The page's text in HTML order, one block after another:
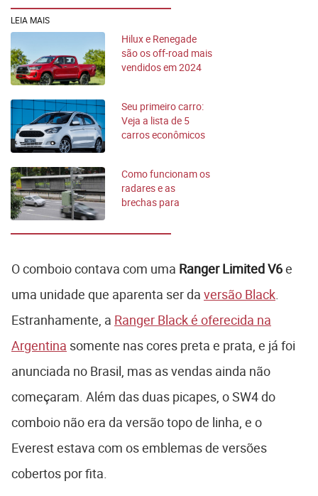
LEIA MAIS
Hilux e Renegade
são os off-road mais
vendidos em 2024
Seu primeiro carro:
Veja a lista de 5
carros econômicos
Como funcionam os
radares e as
brechas para
apressados
O comboio contava com uma Ranger Limited V6e
uma unidade que aparenta ser da versão Black
Estranhamente, a Ranger Black é oferecida na
Argentina somente nas cores preta e prata, e já foi
anunciada no Brasil, mas as vendas ainda não
começaram. Além das duas picapes, o SW4 do
comboio não era da versão topo de linha, e o
Everest estava com os emblemas de versões
cobertos por fita.